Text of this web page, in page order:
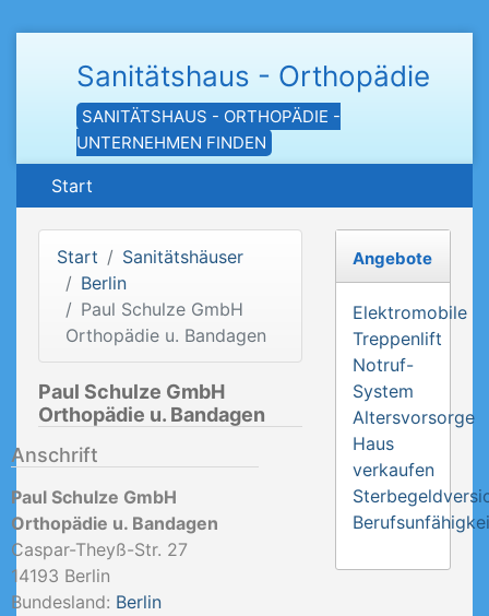
Sanitätshaus - Orthopädie
SANITÄTSHAUS - ORTHOPÄDIE -
UNTERNEHMEN FINDEN
Start
Start
Sanitätshäuser
Berlin
Paul Schulze GmbH
Orthopädie u. Bandagen
Paul Schulze GmbH
Orthopädie u. Bandagen
Anschrift
Paul Schulze GmbH
Orthopädie u. Bandagen
Caspar-Theyß-Str. 27
14193 Berlin
Bundesland: Berlin
Angebote
Elektromobile
Treppenlift
Notruf-
System
Altersvorsorge
Haus
verkaufen